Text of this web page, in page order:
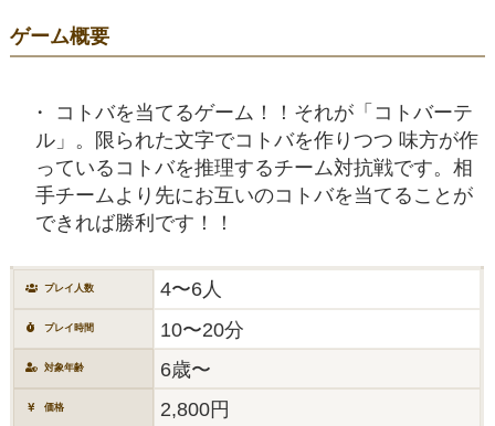
ゲーム概要
コトバを当てるゲーム！！それが「コトバーテ
ル」。限られた文字でコトバを作りつつ 味方が作
っているコトバを推理するチーム対抗戦です。相
手チームより先にお互いのコトバを当てることが
できれば勝利です！！
プレイ人数 4〜6人
プレイ時間 10〜20分
対象年齢 6歳〜
価格 2,800円